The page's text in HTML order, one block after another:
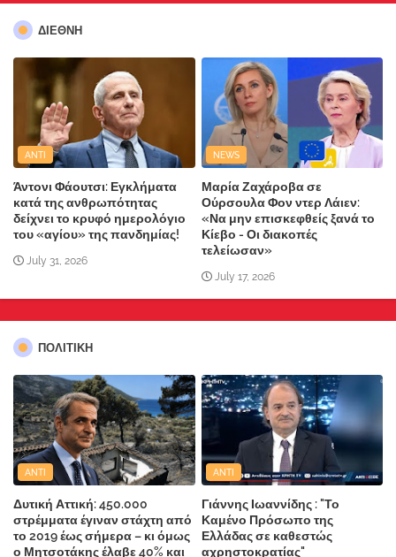
ΔΙΕΘΝΗ
ANTI
Άντονι Φάουτσι: Εγκλήματα
κατά της ανθρωπότητας
δείχνει το κρυφό ημερολόγιο
του «αγίου» της πανδημίας!
July 31, 2026
NEWS
Μαρία Ζαχάροβα σε
Ούρσουλα Φον ντερ Λάιεν:
«Να μην επισκεφθείς ξανά το
Κίεβο - Οι διακοπές
τελείωσαν»
July 17, 2026
ΠΟΛΙΤΙΚΗ
ANTI
Δυτική Αττική: 450.000
στρέμματα έγιναν στάχτη από
το 2019 έως σήμερα – κι όμως
ο Μητσοτάκης έλαβε 40% και
ANTI
Γιάννης Ιωαννίδης : "Το
Καμένο Πρόσωπο της
Ελλάδας σε καθεστώς
αχρηστοκρατίας"